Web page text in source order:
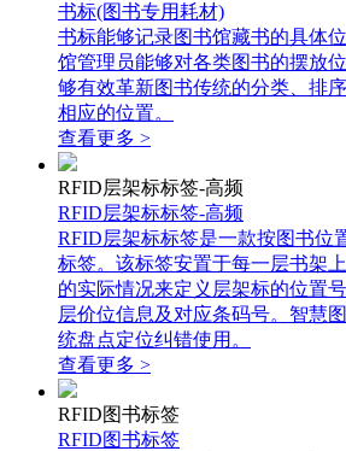
书标(图书专用耗材)
书标能够记录图书馆藏书的具体
馆管理员能够对各类图书的摆放
够有效革新图书传统的分类、排
相应的位置。
查看更多 >
RFID层架标标签-高频
RFID层架标标签-高频
RFID层架标标签是一款按图书位
标签。该标签安置于每一层书架
的实际情况来定义层架标的位置
层价位信息及对应条码号。智慧
统盘点定位纠错使用。
查看更多 >
RFID图书标签
RFID图书标签